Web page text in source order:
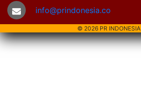
info@prindonesia.co
© 2026 PR INDONESIA